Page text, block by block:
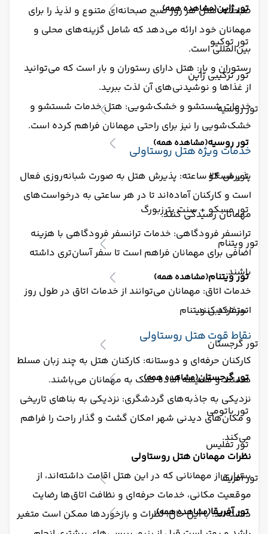
تور ژاپن(مشاهده همه)
تور توکیو
تور ترکیبی ژاپن
تور روسیه
تور روسیه(مشاهده همه)
تور مسکو
تور مسکو + سنت پترزبورگ
تور ویتنام
تور ویتنام(مشاهده همه)
تور ترکیبی ویتنام
تور گرجستان
تور گرجستان(مشاهده همه)
تور باتومی
تور تفلیس
تور آفریقا
تور آفریقا(مشاهده همه)
صبحانه: هتل هر روز صبح صبحانه‌ای متنوع و لذیذ را برای
مهمانان خود ارائه می‌دهد که شامل گزینه‌های محلی و
بین‌المللی است.
رستوران و بار: هتل دارای رستوران و بار است که می‌توانید
از غذاها و نوشیدنی‌های آن لذت ببرید.
خدمات شستشو و خشک‌شویی: هتل خدمات شستشو و
خشک‌شویی را نیز برای راحتی مهمانان فراهم کرده است.
خدمات ویژه هتل روستاولی
پذیرش 24 ساعته: پذیرش هتل به صورت شبانه‌روزی فعال
است و کارکنان آماده‌اند تا در هر ساعتی به درخواست‌های
مهمانان رسیدگی کنند.
ترانسفر فرودگاهی: خدمات ترانسفر فرودگاهی با هزینه
اضافی برای مهمانان فراهم است تا سفر آسان‌تری داشته
باشند.
خدمات اتاق: مهمانان می‌توانند از خدمات اتاق در طول روز
استفاده کنند.
نقاط قوت هتل روستاولی
کارکنان حرفه‌ای و دوستانه: کارکنان هتل به چند زبان مسلط
هستند و همیشه آماده کمک به مهمانان می‌باشند.
نزدیکی به جاذبه‌های گردشگری: نزدیکی به بناهای تاریخی
و مکان‌های دیدنی شهر امکان گشت و گذار راحت را فراهم
می‌کند.
نظرات مهمانان هتل روستاولی
بسیاری از مهمانانی که در این هتل اقامت داشته‌اند، از
موقعیت مکانی، خدمات حرفه‌ای و نظافت اتاق‌ها رضایت
داشته‌اند. با این حال، نظرات و بازخوردها ممکن است متغیر